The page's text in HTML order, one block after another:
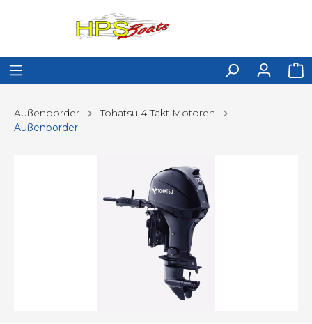
Außenborder
Tohatsu 4 Takt Motoren
Außenborder